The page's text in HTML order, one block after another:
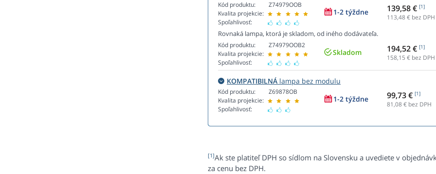
Kód produktu:
Kvalita projekcie:
Spoľahlivosť:
Z74979OOB
1-2 týždne 139,58 € [1]
113,48€ bez DPH
Rovnaká lampa, ktorá je skladom, od iného dodávateľa.
Kód produktu:
Kvalita projekcie:
Spoľahlivosť:
Z74979OOB2
Skladom 194,52 € [1]
158,15 € bez DPH
KOMPATIBILNÁ lampa bez modulu
Kód produktu:
Kvalita projekcie:
Spoľahlivosť:
Z69878OB
1-2 týždne 99,73 € [1]
81,08€ bez DPH
[1]Ak ste platiteľ DPH so sídlom na Slovensku a uvediete v
za cenu bez DPH.